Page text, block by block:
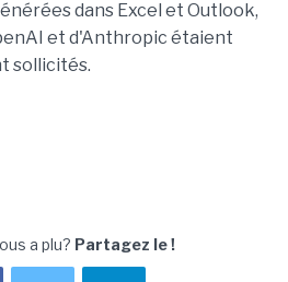
dans Excel et Outlook,
et d'Anthropic étaient
sollicités.
a plu? Partagez le !